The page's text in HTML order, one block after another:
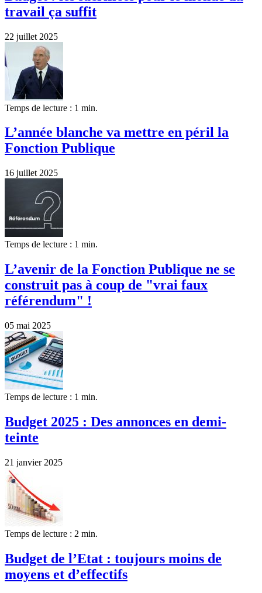
travail ça suffit
22 juillet 2025
Temps de lecture : 1 min.
L’année blanche va mettre en péril la
Fonction Publique
16 juillet 2025
Temps de lecture : 1 min.
L’avenir de la Fonction Publique ne se
construit pas à coup de "vrai faux
référendum" !
05 mai 2025
Temps de lecture : 1 min.
Budget 2025 : Des annonces en demi-
teinte
21 janvier 2025
Temps de lecture : 2 min.
Budget de l’Etat : toujours moins de
moyens et d’effectifs